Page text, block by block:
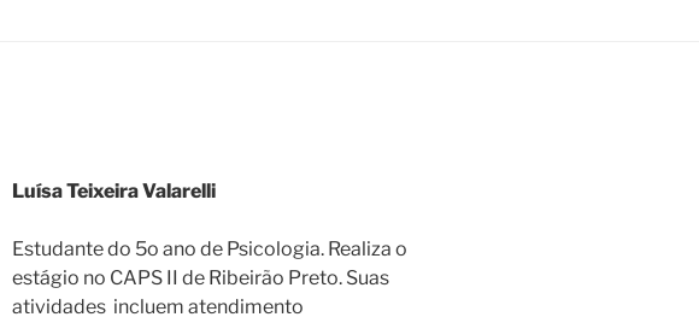
Luísa Teixeira Valarelli
Estudante do 5o ano de Psicologia. Realiza o
estágio no CAPS II de Ribeirão Preto. Suas
atividades incluem atendimento